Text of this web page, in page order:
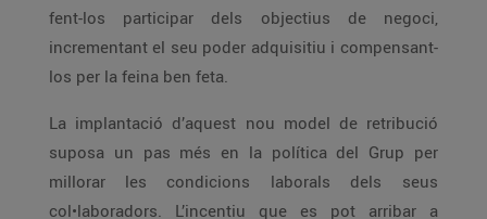
fent-los participar dels objectius de negoci,
incrementant el seu poder adquisitiu i compensant-
los per la feina ben feta.
La implantació d’aquest nou model de retribució
suposa un pas més en la política del Grup per
millorar les condicions laborals dels seus
col•laboradors. L’incentiu que es pot arribar a